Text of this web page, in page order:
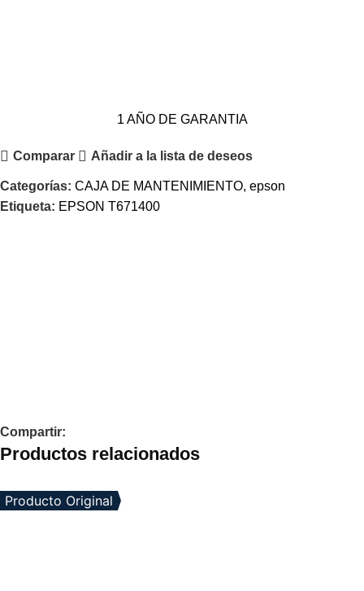
1 AÑO DE GARANTIA
Comparar Añadir a la lista de deseos
Categorías: CAJA DE MANTENIMIENTO, epson
Etiqueta: EPSON T671400
Compartir:
Productos relacionados
Producto Original